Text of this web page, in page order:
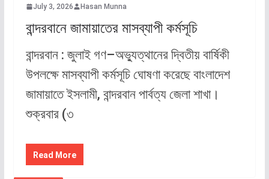
July 3, 2026 Hasan Munna
বান্দরবানে জামায়াতের মাসব্যাপী কর্মসূচি
বান্দরবান : জুলাই গণ–অভ্যুত্থানের দ্বিতীয় বার্ষিকী
উপলক্ষে মাসব্যাপী কর্মসূচি ঘোষণা করেছে বাংলাদেশ
জামায়াতে ইসলামী, বান্দরবান পার্বত্য জেলা শাখা।
শুক্রবার (৩
Read More